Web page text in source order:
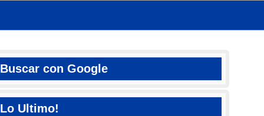
Buscar con Google
Lo Ultimo!